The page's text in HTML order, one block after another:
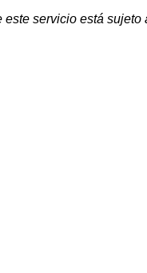
servicio está sujeto